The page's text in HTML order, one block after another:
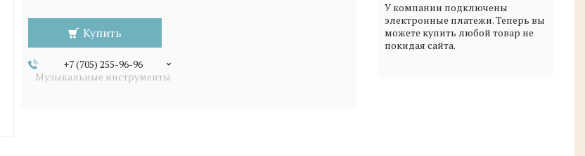
Купить
+7 (705) 255-96-96
Музыкальные инструменты
У компании подключены
электронные платежи. Теперь вы
можете купить любой товар не
покидая сайта.